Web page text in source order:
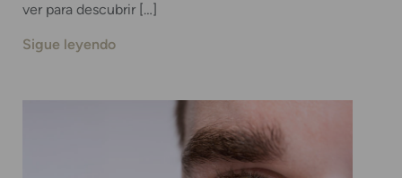
ver para descubrir […]
Sigue leyendo